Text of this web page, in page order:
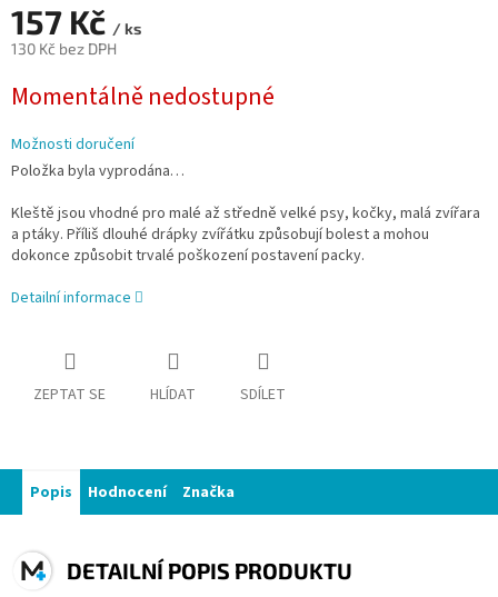
157 Kč / ks
130 Kč bez DPH
cena:
Momentálně nedostupné
Možnosti doručení
Položka byla vyprodána…
Kleště jsou vhodné pro malé až středně velké psy, kočky, malá zvířara
a ptáky. Příliš dlouhé drápky zvířátku způsobují bolest a mohou
dokonce způsobit trvalé poškození postavení packy.
Detailní informace
ZEPTAT SE HLÍDAT SDÍLET
Popis Hodnocení Značka
DETAILNÍ POPIS PRODUKTU